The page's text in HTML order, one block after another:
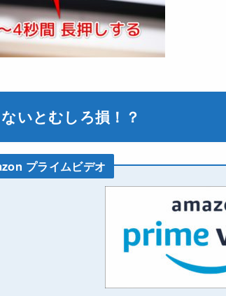
いとむしろ損！？
プライムビデオ